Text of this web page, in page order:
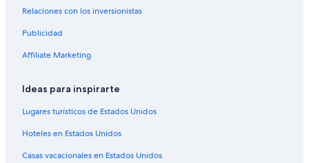
Hoteles en Nashville
Hoteles en Hillsboro Village
Hoteles en Berry Hill
Relaciones con los inversionistas
Publicidad
Affiliate Marketing
Ideas para inspirarte
Lugares turísticos de Estados Unidos
Hoteles en Estados Unidos
Casas vacacionales en Estados Unidos